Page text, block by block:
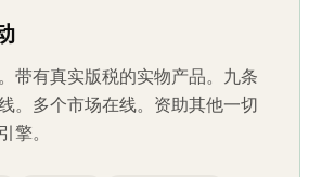
带有真实版税的实物产品。九条
。多个市场在线。资助其他一切
擎。